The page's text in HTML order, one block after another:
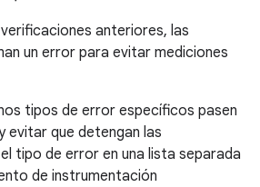
anteriores, las
un error para evitar mediciones
tipos de error específicos pasen
evitar que detengan las
tipo de error en una lista separada
de instrumentación